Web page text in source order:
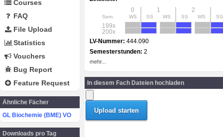
Courses
FAQ
File Upload
Statistics
Vouchers
Bug Report
Feature Request
Ähnliche Fächer
GL Biochemie (BME) VO
Downloads pro Tag
0
1 2
Sem. WS SS WS SS WS SS
199x
200x
LV-Nummer: 444.090
Semesterstunden: 2
mehr...
In diesem Fach Dateien hochladen